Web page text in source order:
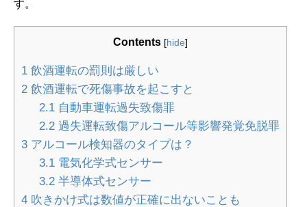
す。
Contents [hide]
1 飲酒運転の罰則は厳しい
2 飲酒運転で死傷事故を起こすと
2.1自動車運転過失致傷罪
2.2過失運転致傷アルコール等影響発覚免脱罪
3 アルコール検知器のタイプは？
3.1電気化学式センサー
3.2半導体式センサー
4 吹きかけ式は数値が正確に出ないことも